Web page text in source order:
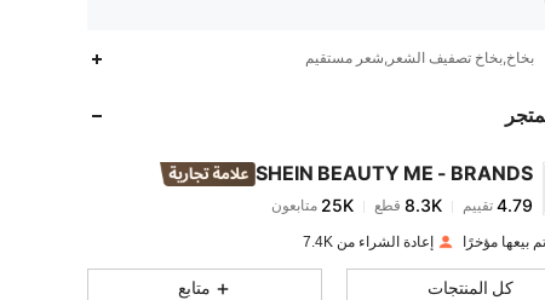
بخاخ,بخاخ تصفيف الشعر,شعر مستقيم
SHEIN BEAUTY ME - BRANDS
4.79
8.3K
25K
4.79
4.79 تقييم 8.3K قطع 25K متابعون
a***n تم دفع منذ 1 يوم
4.79
8.3K
25K
إعادة الشراء من 7.4K
كل المنتجات متابع